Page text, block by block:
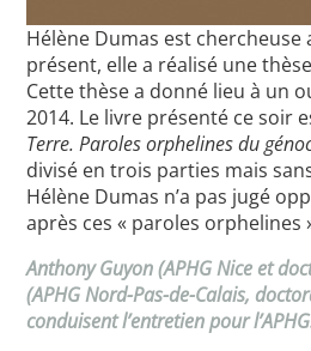
Hélène Dumas est chercheuse
présent, elle a réalisé une
Cette thèse a donné lieu à un
2014. Le livre présenté ce soir
Terre. Paroles orphelines du
divisé en trois parties mais
Hélène Dumas n’a pas jugé
après ces « paroles orphelines
Anthony Guyon (APHG Nice et
(APHG Nord-Pas-de-Calais,
conduisent l’entretien pour